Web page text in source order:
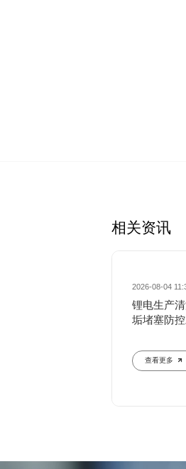
相关资讯
2026-08-04
锂电生产
垢堵塞防
查看更多